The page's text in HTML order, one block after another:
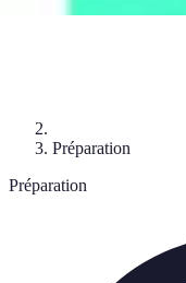
Préparation
Préparation